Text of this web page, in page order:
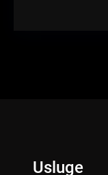
Usluge